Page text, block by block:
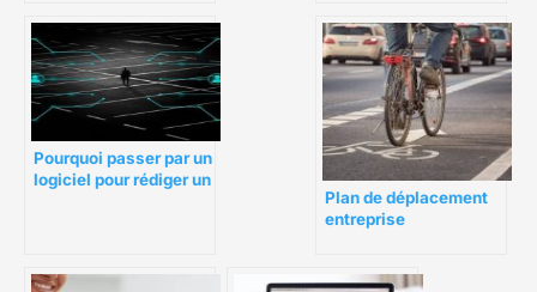
jugent-ils ?
Pourquoi passer par un
logiciel pour rédiger un
Plan de déplacement
entreprise